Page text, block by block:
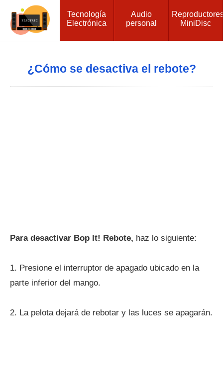
Tecnología
Electrónica
Audio
personal
MiniDisc
¿Cómo se desactiva el rebote?
Para desactivar Bop It! Rebote, haz lo siguiente:
1. Presione el interruptor de apagado ubicado en la
parte inferior del mango.
2. La pelota dejará de rebotar y las luces se apagarán.